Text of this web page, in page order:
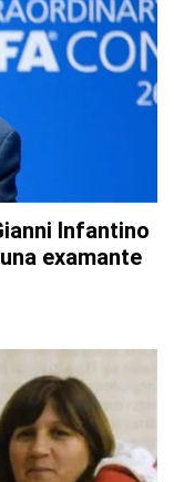
Infantino
examante